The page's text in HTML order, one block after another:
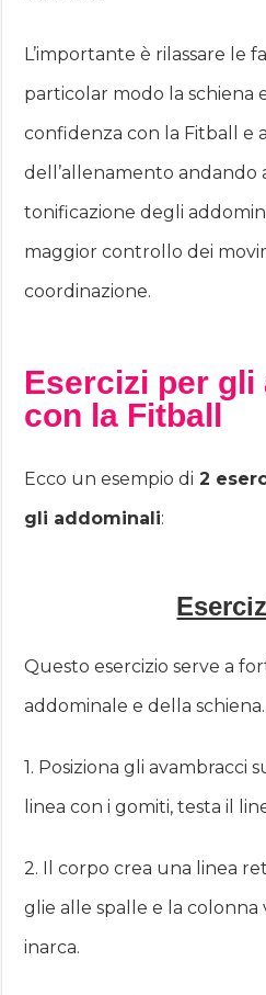
L’importante è rilassare le
particolar modo la schiena
confidenza con la Fitball e
dell’allenamento andando
tonificazione degli
maggior controllo dei
coordinazione.
Esercizi per gli
con la Fitball
Ecco un esempio di 2
gli addominali:
Questo esercizio serve a
addominale e della schiena.
1. Posiziona gli avambracci
linea con i gomiti, testa il
2. Il corpo crea una linea
glie alle spalle e la colonna
inarca.